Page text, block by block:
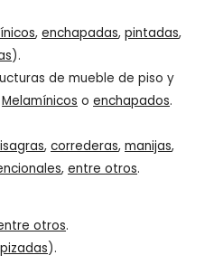
,enchapadas,pintadas,
).
de mueble de piso y
Melamínicos oenchapados.
,correderas,manijas,
,entre otros.
otros.
).